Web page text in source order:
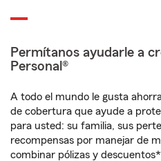
Permítanos ayudarle a
Personal®
A todo el mundo le gusta
de cobertura que ayude a
para usted: su familia, sus
recompensas por manejar de
combinar pólizas y